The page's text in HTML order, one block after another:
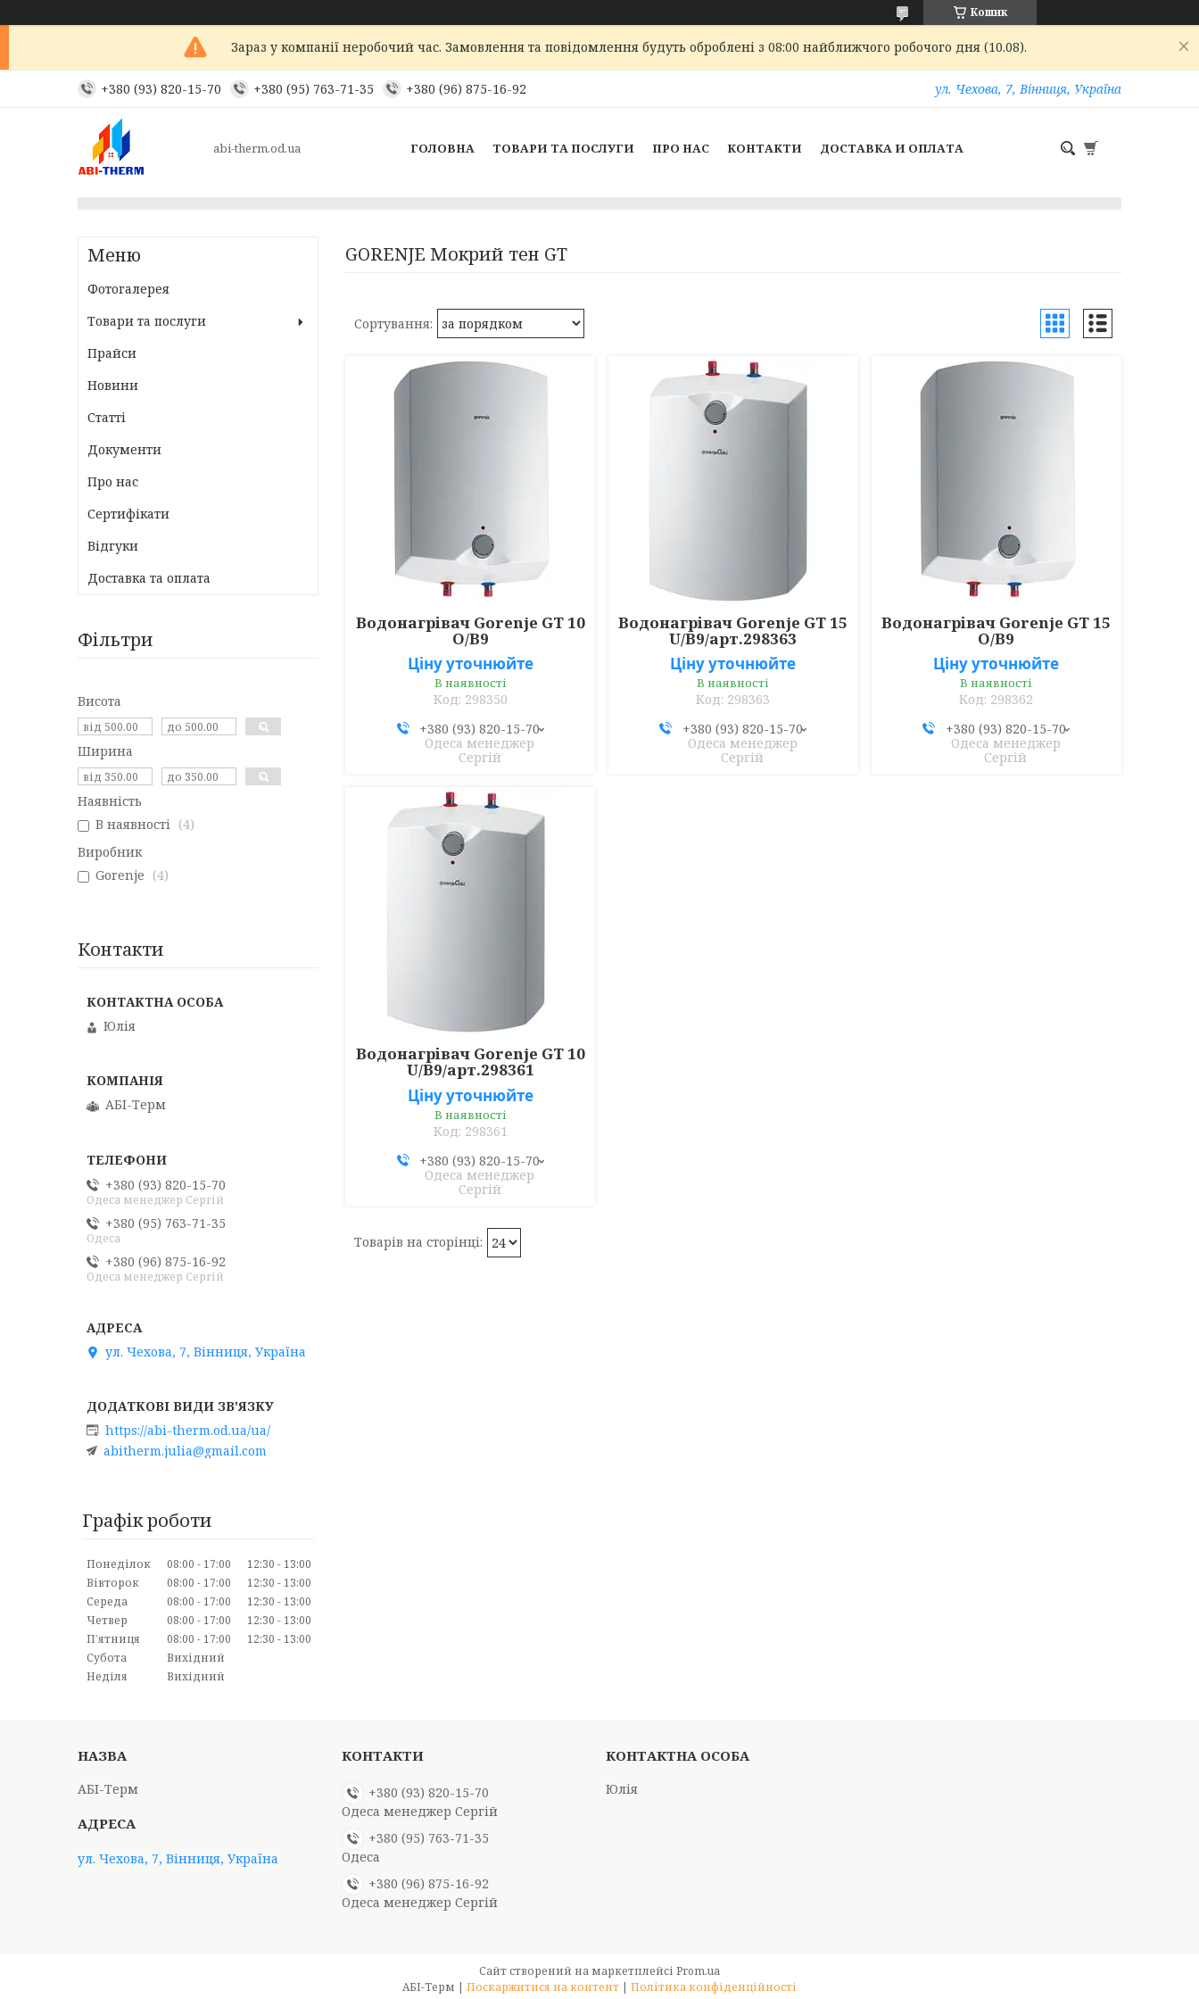
Кошик
Зараз у компанії неробочий час. Замовлення та повідомлення будуть оброблені з 08:00 найближчого робочого дня (10.08).
+380 (93) 820-15-70 +380 (95) 763-71-35 +380 (96) 875-16-92 ул. Чехова, 7, Вінниця, Україна
abi-therm.od.ua ГОЛОВНА ТОВАРИ ТА ПОСЛУГИ ПРО НАС КОНТАКТИ ДОСТАВКА И ОПЛАТА
GORENJE Мокрий тен GT
Водонагрівач Gorenje GT 10
O/В9
Ціну уточнюйте
В наявності
298350
+380 (93) 820-15-70
Одеса менеджер
Сергій
Водонагрівач Gorenje GT 15
U/В9/арт.298363
Ціну уточнюйте
В наявності
298363
+380 (93) 820-15-70
Одеса менеджер
Сергій
Водонагрівач Gorenje GT 15
O/В9
Ціну уточнюйте
В наявності
298362
+380 (93) 820-15-70
Одеса менеджер
Сергій
Водонагрівач Gorenje GT 10
U/В9/арт.298361
Ціну уточнюйте
В наявності
298361
+380 (93) 820-15-70
Одеса менеджер
Сергій
Фотогалерея
Товари та послуги
Прайси
Новини
Статті
Документи
Про нас
Сертифікати
Відгуки
Доставка та оплата
Фільтри
Висота
Ширина
Наявність
В наявності
4
Виробник
Gorenje
4
Контакти
Юлія
АБІ-Терм
+380 (93) 820-15-70
Одеса менеджер Сергій
+380 (95) 763-71-35
Одеса
+380 (96) 875-16-92
Одеса менеджер Сергій
ул. Чехова, 7, Вінниця, Україна
https://abi-therm.od.ua/ua/
abitherm.julia@gmail.com
Графік роботи
Понеділок 08:00 17:00 12:30
13:00
Вівторок
08:00 17:00 12:30
13:00
Середа
08:00 17:00 12:30
13:00
Четвер
08:00 17:00 12:30
13:00
Пʼятниця
08:00 17:00 12:30
13:00
Субота
Вихідний
Неділя
Вихідний
АБІ-Терм
ул. Чехова, 7, Вінниця, Україна
+380 (93) 820-15-70
Одеса менеджер Сергій
+380 (95) 763-71-35
Одеса
+380 (96) 875-16-92
Одеса менеджер Сергій
Юлія
Сайт створений на маркетплейсі Prom.ua
АБІ-Терм | Поскаржитися на контент | Політика конфіденційності